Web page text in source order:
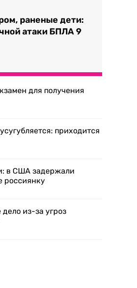
раненые дети:
атаки БПЛА 9
для получения
приходится
в США задержали
россиянку
из-за угроз